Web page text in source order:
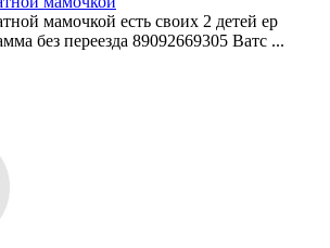
мамочкой есть своих 2 детей ер
без переезда 89092669305 Ватс ...